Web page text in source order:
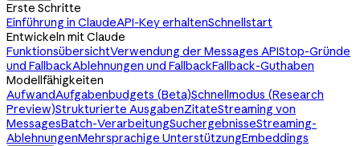
Erste Schritte
Einführung in ClaudeAPI-Key erhaltenSchnellstart
Entwickeln mit Claude
FunktionsübersichtVerwendung der Messages APIStop-Gründe
und FallbackAblehnungen und FallbackFallback-Guthaben
Modellfähigkeiten
AufwandAufgabenbudgets (Beta)Schnellmodus (Research
Preview)Strukturierte AusgabenZitateStreaming von
MessagesBatch-VerarbeitungSuchergebnisseStreaming-
AblehnungenMehrsprachige UnterstützungEmbeddings